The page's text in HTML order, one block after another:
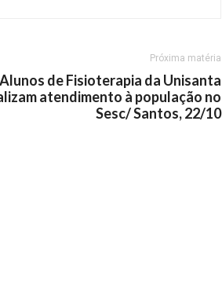
Próxima matéria
Alunos de Fisioterapia da Unisanta
atendimento à população no
Sesc/ Santos, 22/10